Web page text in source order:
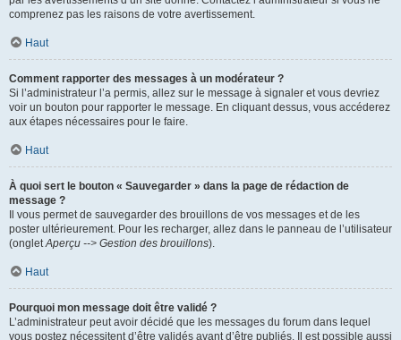
comprenez pas les raisons de votre avertissement.
Haut
Comment rapporter des messages à un modérateur ?
Si l’administrateur l’a permis, allez sur le message à signaler et vous devriez
voir un bouton pour rapporter le message. En cliquant dessus, vous accéderez
aux étapes nécessaires pour le faire.
Haut
À quoi sert le bouton « Sauvegarder » dans la page de rédaction de
message ?
Il vous permet de sauvegarder des brouillons de vos messages et de les
poster ultérieurement. Pour les recharger, allez dans le panneau de l’utilisateur
(ongletAperçu --> Gestion des brouillons).
Haut
Pourquoi mon message doit être validé ?
L’administrateur peut avoir décidé que les messages du forum dans lequel
vous postez nécessitent d’être validés avant d’être publiés. Il est possible aussi